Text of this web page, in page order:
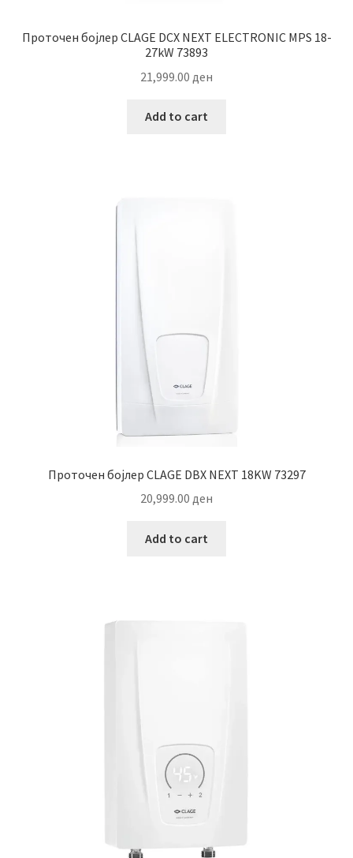
Проточен бојлер CLAGE DCX NEXT ELECTRONIC MPS 18-
27kW 73893
21,999.00 ден
Add to cart
Проточен бојлер CLAGE DBX NEXT 18KW 73297
20,999.00 ден
Add to cart